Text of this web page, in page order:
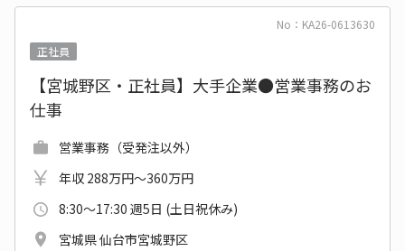
No：KA26-0613630
正社員
【宮城野区・正社員】大手企業●営業事務のお
仕事
営業事務（受発注以外）
年収 288万円～360万円
8:30～17:30 週5日 (土日祝休み)
宮城県 仙台市宮城野区